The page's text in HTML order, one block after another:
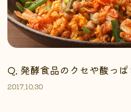
Q. 発酵食品のクセや酸っ
2017.10.30